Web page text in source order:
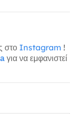
στο Instagram !
για να εμφανιστεί